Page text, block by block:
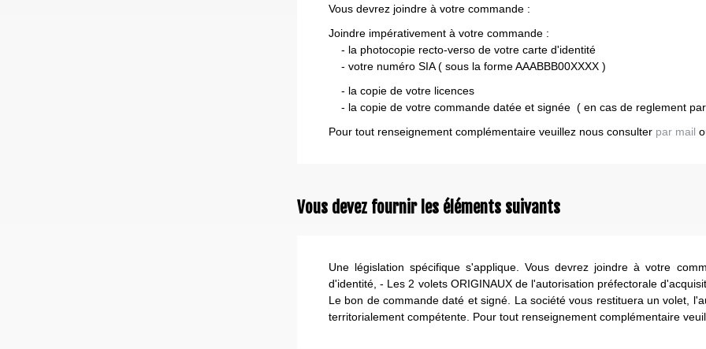
Vous devrez joindre à votre commande :
Joindre impérativement à votre commande :
- la photocopie recto-verso de votre carte d'identité
- votre numéro SIA ( sous la forme AAABBB00XXXX )
- la copie de votre licences
- la copie de votre commande datée et signée ( en cas de reglement
Pour tout renseignement complémentaire veuillez nous consulter par mail
Vous devez fournir les éléments suivants
Une législation spécifique s'applique. Vous devrez joindre à votre
d'identité, - Les 2 volets ORIGINAUX de l'autorisation préfectorale
Le bon de commande daté et signé. La société vous restituera un volet,
territorialement compétente. Pour tout renseignement complémentaire